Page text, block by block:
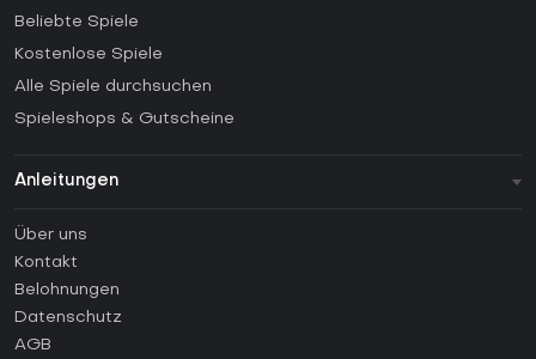
Beliebte Spiele
Kostenlose Spiele
Alle Spiele durchsuchen
Spieleshops & Gutscheine
Anleitungen
Anleitungen
Wie aktiviert man einen Steam CD Key?
Wie aktiviert man einen Epic Games CD Key?
Wie aktiviert man einen GOG CD Key?
Über uns
Kontakt
Belohnungen
Datenschutz
AGB